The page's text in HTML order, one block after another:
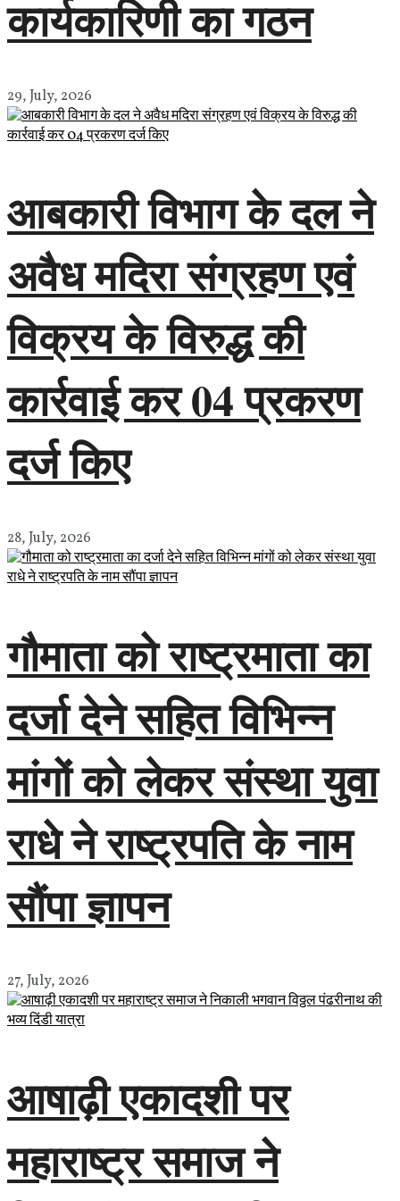
कार्यकारिणी का गठन
29, July, 2026
आबकारी विभाग के दल ने
अवैध मदिरा संग्रहण एवं
विक्रय के विरुद्ध की
कार्रवाई कर 04 प्रकरण
दर्ज किए
28, July, 2026
गौमाता को राष्ट्रमाता का
दर्जा देने सहित विभिन्न
मांगों को लेकर संस्था युवा
राधे ने राष्ट्रपति के नाम
सौंपा ज्ञापन
27, July, 2026
आषाढ़ी एकादशी पर
महाराष्ट्र समाज ने